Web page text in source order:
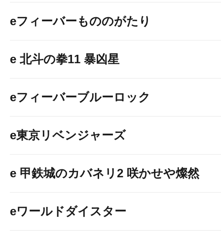
eフィーバーもののがたり
e 北斗の拳11 暴凶星
eフィーバーブルーロック
e東京リベンジャーズ
e 甲鉄城のカバネリ2 咲かせや燦然
eワールドダイスター